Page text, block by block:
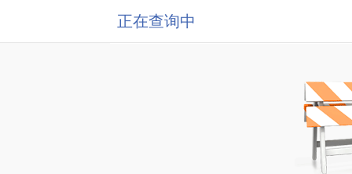
正在查询中